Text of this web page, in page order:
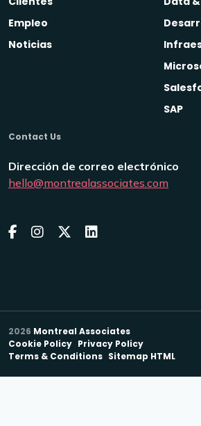
Empleo
Noticias
SAP
Contact Us
Dirección de correo electrónico
hello@montrealassociates.com
2026 Montreal Associates
Cookie Policy Privacy Policy
Terms & Conditions Sitemap HTML